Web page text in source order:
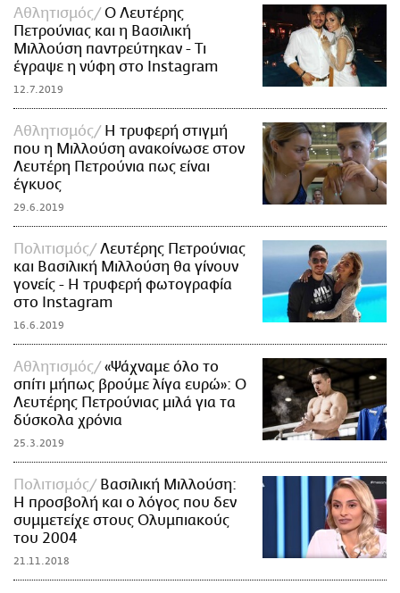
Αθλητισμός
Ο Λευτέρης
Πετρούνιας και η Βασιλική
Μιλλούση παντρεύτηκαν - Τι
έγραψε η νύφη στο Instagram
12.7.2019
Αθλητισμός
Η τρυφερή στιγμή
που η Μιλλούση ανακοίνωσε στον
Λευτέρη Πετρούνια πως είναι
έγκυος
29.6.2019
Πολιτισμός
Λευτέρης Πετρούνιας
και Βασιλική Μιλλούση θα γίνουν
γονείς - Η τρυφερή φωτογραφία
στο Instagram
16.6.2019
Αθλητισμός
«Ψάχναμε όλο το
σπίτι μήπως βρούμε λίγα ευρώ»: Ο
Λευτέρης Πετρούνιας μιλά για τα
δύσκολα χρόνια
25.3.2019
Πολιτισμός
Βασιλική Μιλλούση:
Η προσβολή και ο λόγος που δεν
συμμετείχε στους Ολυμπιακούς
του 2004
21.11.2018